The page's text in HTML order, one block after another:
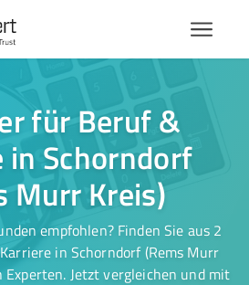
für Beruf &
in Schorndorf
Murr Kreis)
empfohlen? Finden Sie aus 2
in Schorndorf (Rems Murr
Experten. Jetzt vergleichen und mit